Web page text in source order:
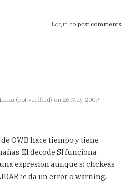
Log in to post comments
(not verified) on 26 May, 2009 -
OWB hace tiempo y tiene
El decode SI funciona
expresion aunque si clickeas
te da un error o warning..